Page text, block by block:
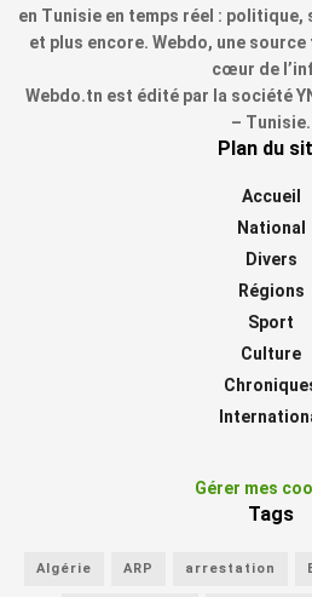
en Tunisie en temps réel :
et plus encore. Webdo, une
cœur de
Webdo.tn est édité par la société
– Tunisie.
Plan du
Accueil
National
Divers
Régions
Sport
Culture
Gérer mes
Tags
Algérie ARP arrestation